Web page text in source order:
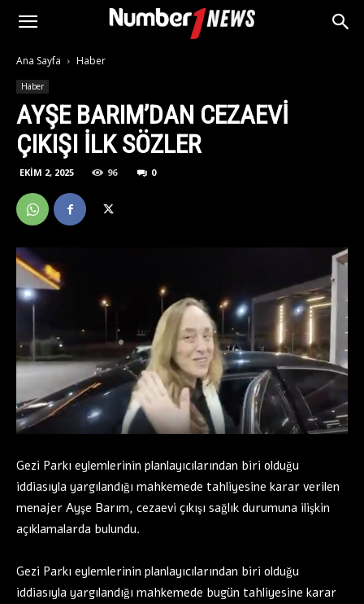
Ana Sayfa Haber
Haber
AYŞE BARIM’DAN CEZAEVI
ÇIKIŞI ILK SÖZLER
EKIM 2, 2025 96 0
Gezi Parkı eylemlerinin planlayıcılarından biri olduğu
iddiasıyla yargılandığı mahkemede tahliyesine karar verilen
menajer Ayşe Barım, cezaevi çıkışı sağlık durumuna ilişkin
açıklamalarda bulundu.
Gezi Parkı eylemlerinin planlayıcılarından biri olduğu
iddiasıyla yargılandığı mahkemede bugün tahliyesine karar